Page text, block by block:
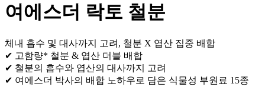
여에스더 락토 철분
체내 흡수 및 대사까지 고려, 철분 X 엽산 집중 배합
✔ 고함량* 철분 & 엽산 더블 배합
✔ 철분의 흡수와 엽산의 대사까지 고려
✔ 여에스더 박사의 배합 노하우로 담은 식물성 부원료 15종